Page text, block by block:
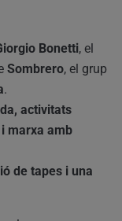
Bonetti, el
Sombrero, el grup
.
activitats
marxa amb
de tapes i una